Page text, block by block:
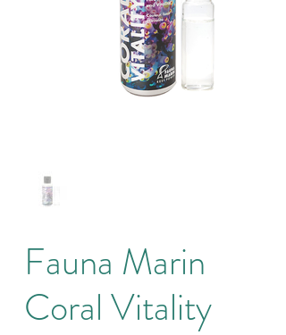
Fauna Marin
Coral Vitality